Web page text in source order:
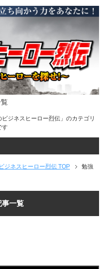
ジネスヒーロー烈伝」のカテゴリ
す
ジネスヒーロー烈伝 TOP
勉強
事一覧